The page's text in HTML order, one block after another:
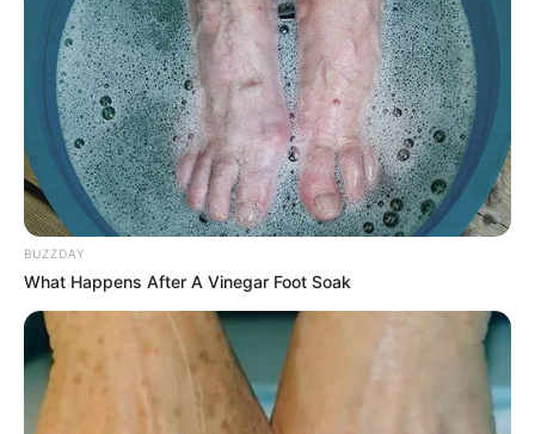
COMPARTIR
UNIRSE AL CANAL DE WHATSAPP
El pasado 20 de Mayo una capa de humo blanco cubrió
gran parte de Cartagena.Desde diferentes barrios y
sectores y a través de redes sociales y con fotografías
muchos cartageneros decidieron exponer la insólita
situación, cuando una capa de humo, densa y
concentrada, se deje ver en el ambiente por algunas
horas.
De la situación no se conoció reporte oficial de manera
inmediata, las causas del controversial humo eran
BUZZDAY
What Happens After A Vinegar Foot Soak